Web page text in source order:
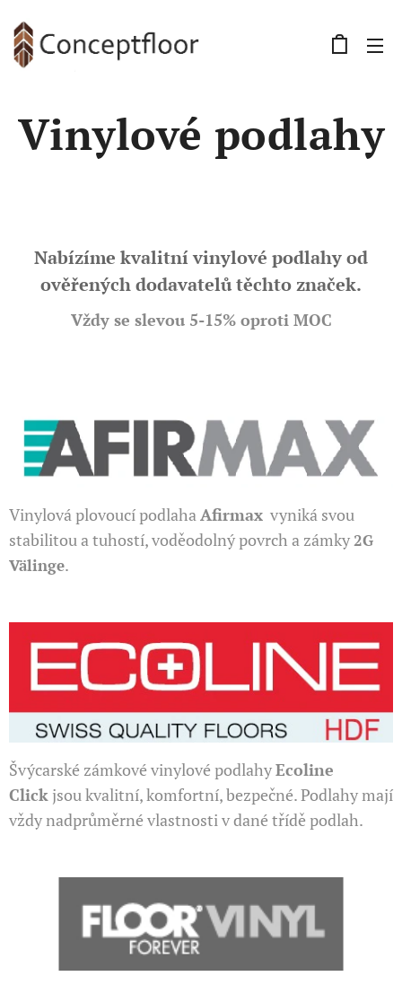
Vinylové podlahy
Nabízíme kvalitní vinylové podlahy od
ověřených dodavatelů těchto značek.
Vždy se slevou 5-15% oproti MOC
Vinylová plovoucí podlahaAfirmax vyniká svou
stabilitou a tuhostí, voděodolný povrch a zámky2G
Välinge.
Švýcarské zámkové vinylové podlahyEcoline
Click jsou kvalitní, komfortní, bezpečné. Podlahy mají
vždy nadprůměrné vlastnosti v dané třídě podlah.